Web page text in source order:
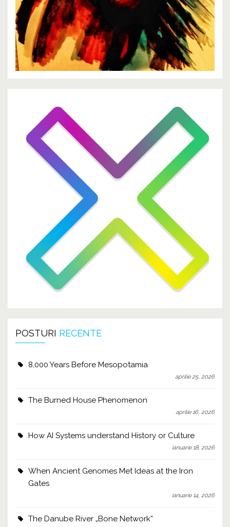
POSTURI RECENTE
8,000 Years Before Mesopotamia
aprilie 25, 2026
The Burned House Phenomenon
aprilie 16, 2026
How AI Systems understand History or Culture
ianuarie 18, 2026
When Ancient Genomes Met Ideas at the Iron
Gates
ianuarie 14, 2026
The Danube River „Bone Network”